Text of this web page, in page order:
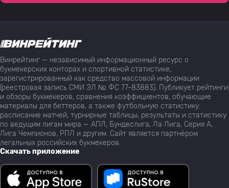
Винрейтинг — независимый информационный ресурс о
букмекерских конторах и спортивной статистике,
зарегистрированный как средство массовой информации
(реестровая запись СМИ ЭЛ № ФС 77-83883). Публикует рейтинги
и обзоры букмекеров, сравнения коэффициентов, обучающие
материалы для беттеров, а также футбольную статистику:
расписание матчей, турнирные таблицы, результаты и статистику
по ведущим лигам мира — АПЛ, Бундеслига, Ла Лига, Серия А,
Лига Чемпионов, РПЛ и другим. Сайт является партнёром
легальных российских букмекеров.
Скачать приложение